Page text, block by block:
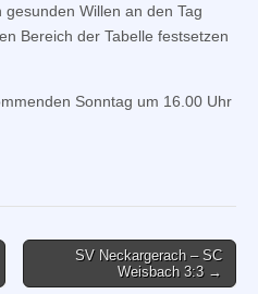
Willen an den Tag
Bereich der Tabelle festsetzen
Sonntag um 16.00 Uhr
SV Neckargerach – SC
Weisbach 3:3 →